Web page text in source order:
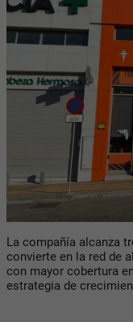
La compañía alcanza
convierte en la red de
con mayor cobertura
estrategia de